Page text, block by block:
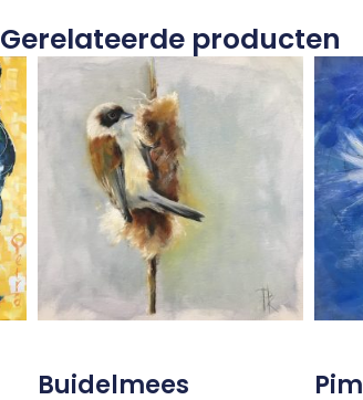
Gerelateerde producten
Buidelmees